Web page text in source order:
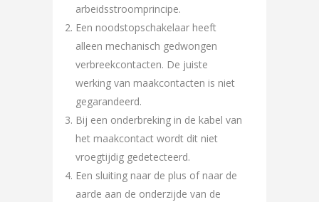
arbeidsstroomprincipe.
Een noodstopschakelaar heeft
alleen mechanisch gedwongen
verbreekcontacten. De juiste
werking van maakcontacten is niet
gegarandeerd.
Bij een onderbreking in de kabel van
het maakcontact wordt dit niet
vroegtijdig gedetecteerd.
Een sluiting naar de plus of naar de
aarde aan de onderzijde van de